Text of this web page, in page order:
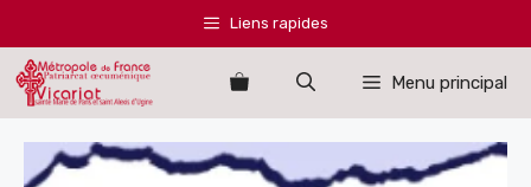
au
contenu
Liens rapides
Menu principal